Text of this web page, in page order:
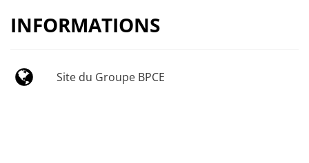
INFORMATIONS
Site du Groupe BPCE